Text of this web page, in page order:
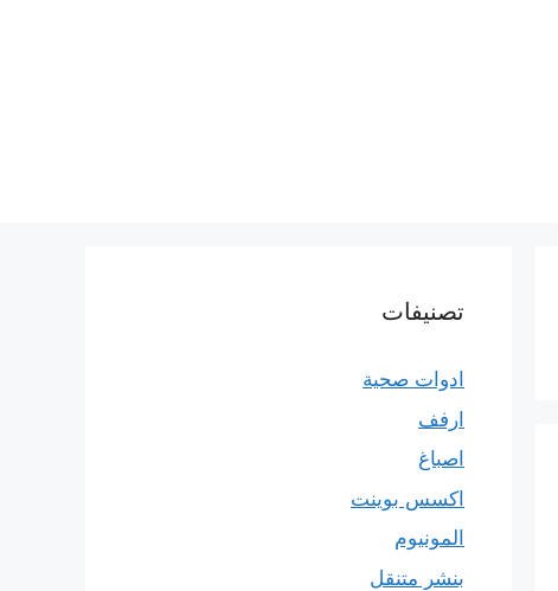
تصنيفات
ادوات صحية
ارفف
اصباغ
اكسس بوينت
المونيوم
بنشر متنقل